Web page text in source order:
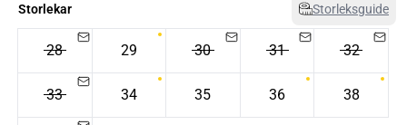
Storlekar Storleksguide
28 29 30 31 32
33 34 35 36 38